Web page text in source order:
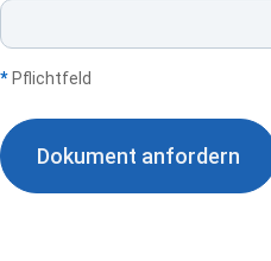
des
Lernens
Pflichtfeld
Dokument anfordern